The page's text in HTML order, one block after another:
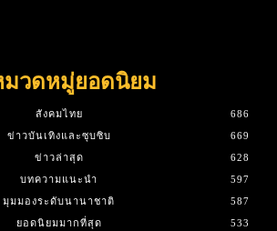
มวดหมู่ยอดนิยม
สังคมไทย
686
ข่าวบันเทิงและซุบซิบ
669
ข่าวล่าสุด
628
บทความแนะนำ
597
มุมมองระดับนานาชาติ
587
ยอดนิยมมากที่สุด
533